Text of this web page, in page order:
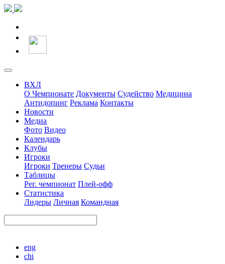
ВХЛ
О Чемпионате Документы Судейство Медицина
Антидопинг Реклама Контакты
Новости
Медиа
Фото Видео
Календарь
Клубы
Игроки
Игроки Тренеры Судьи
Таблицы
Рег. чемпионат Плей-офф
Статистика
Лидеры Личная Командная
eng
chi